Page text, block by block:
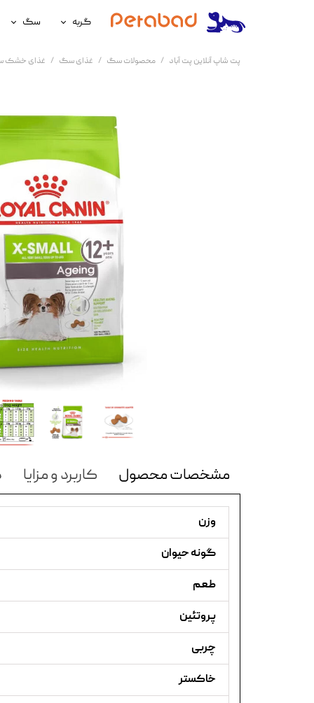
گربه
غذای گربه
آرایشی و بهداشتی گربه
سگ
غذای سگ
آرایشی و
پت شاپ آنلاین پت آباد محصولات سگ غذای سگ غذای خشک
مشخصات محصول کاربرد و مزایا
وزن
گونه حیوان
طعم
پروتئین
چربی
خاکستر